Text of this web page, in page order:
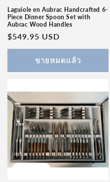
Laguiole en Aubrac Handcrafted 6-
Piece Dinner Spoon Set with
Aubrac Wood Handles
ราคา
ปกติ
$549.95 USD
ขายหมดแล้ว